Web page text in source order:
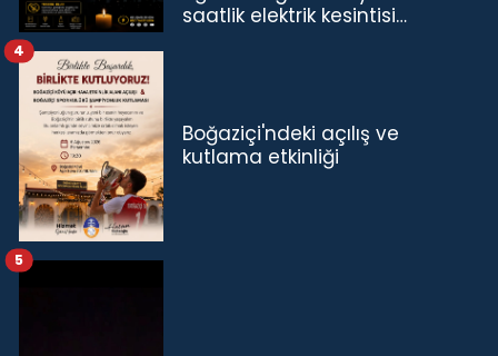
saatlik elektrik kesintisi…
Boğaziçi'ndeki açılış ve
kutlama etkinliği
4
5